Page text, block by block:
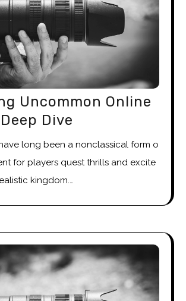
Uncommon Online
Dive
long been a nonclassical form o
for players quest thrills and excite
kingdom.…